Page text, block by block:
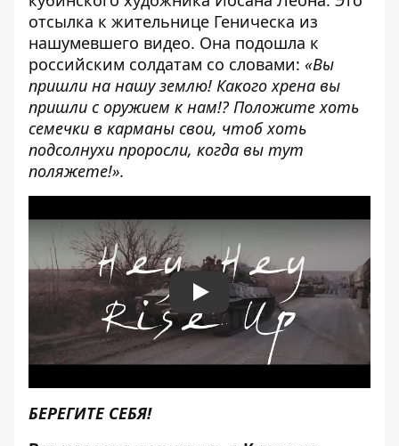
отсылка к жительнице Геническа из
нашумевшего видео. Она подошла к
российским солдатам со словами: «Вы
пришли на нашу землю! Какого хрена вы
пришли с оружием к нам!? Положите хоть
семечки в карманы свои, чтоб хоть
подсолнухи проросли, когда вы тут
поляжете!».
Play
БЕРЕГИТЕ СЕБЯ!